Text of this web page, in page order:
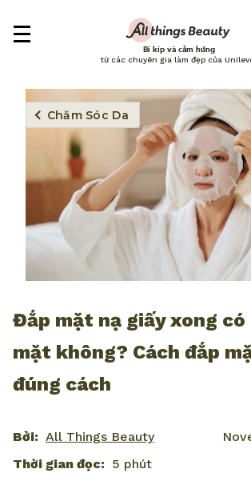
Bí kíp và cảm hứng
từ các chuyên gia làm đẹp của
Chăm Sóc Da
Đắp mặt nạ giấy xong có
mặt không? Cách đắp
đúng cách
Bởi: All Things Beauty
Thời gian đọc: 5 phút